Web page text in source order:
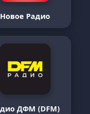
Новое Радио
ДФМ (DFM)